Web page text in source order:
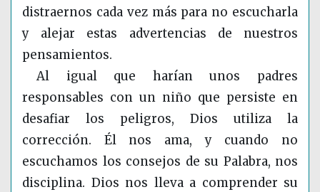
distraernos cada vez más para no escucharla
y alejar estas advertencias de nuestros
pensamientos.
Al igual que harían unos padres
responsables con un niño que persiste en
desafiar los peligros, Dios utiliza la
corrección. Él nos ama, y cuando no
escuchamos los consejos de su Palabra, nos
disciplina. Dios nos lleva a comprender su